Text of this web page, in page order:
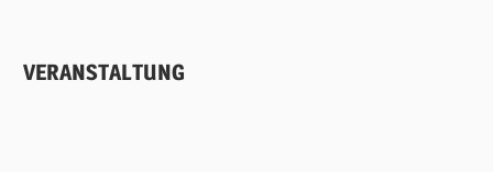
VERANSTALTUNG